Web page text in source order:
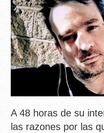
A 48 horas de su
las razones por las